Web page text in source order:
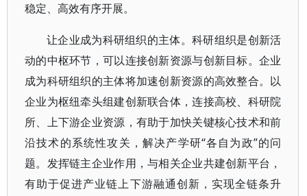
稳定、高效有序开展。
让企业成为科研组织的主体。科研组织是创新活
动的中枢环节，可以连接创新资源与创新目标。企业
成为科研组织的主体将加速创新资源的高效整合。以
企业为枢纽牵头组建创新联合体，连接高校、科研院
所、上下游企业资源，有助于加快关键核心技术和前
沿技术的系统性攻关，解决产学研“各自为政”的问
题。发挥链主企业作用，与相关企业共建创新平台，
有助于促进产业链上下游融通创新，实现全链条升